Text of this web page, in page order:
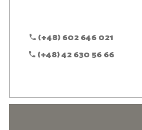
(+48) 602 646 021
(+48) 42 630 56 66